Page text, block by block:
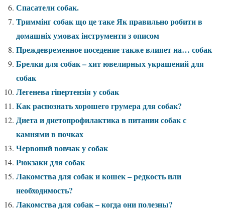
Спасатели собак.
Триммінг собак що це таке Як правильно робити в
домашніх умовах інструменти з описом
Преждевременное поседение также влияет на… собак
Брелки для собак – хит ювелирных украшений для
собак
Легенева гіпертензія у собак
Как распознать хорошего грумера для собак?
Диета и диетопрофилактика в питании собак с
камнями в почках
Червоний вовчак у собак
Рюкзаки для собак
Лакомства для собак и кошек – редкость или
необходимость?
Лакомства для собак – когда они полезны?